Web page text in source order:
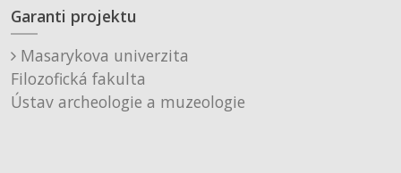
Garanti projektu
Masarykova univerzita
Filozofická fakulta
Ústav archeologie a muzeologie